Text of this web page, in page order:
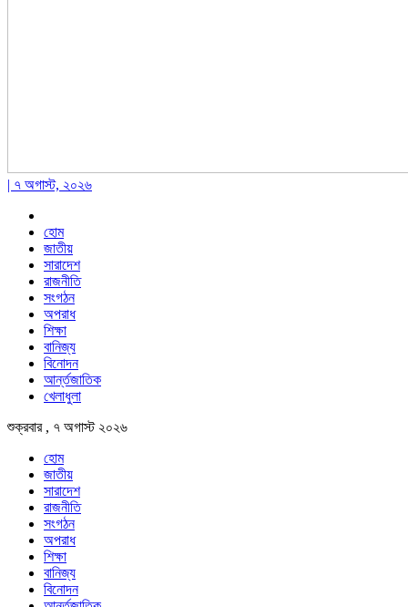
| ৭ অগাস্ট, ২০২৬
হোম
জাতীয়
সারাদেশ
রাজনীতি
সংগঠন
অপরাধ
শিক্ষা
বানিজ্য
বিনোদন
আর্ন্তজাতিক
খেলাধুলা
শুক্রবার , ৭ অগাস্ট ২০২৬
হোম
জাতীয়
সারাদেশ
রাজনীতি
সংগঠন
অপরাধ
শিক্ষা
বানিজ্য
বিনোদন